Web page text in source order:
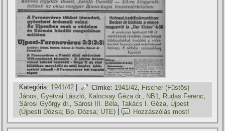
Kategória: 1941/42 | Címke: 1941/42
Fischer (Füstös)
János,Gyetvai László, Kalocsay Géza dr., NB1, Rudas Ferenc,
Sárosi György dr.,Sárosi III. Béla,Takács I. Géza, Újpest
(Újpesti Dózsa; Bp. Dózsa; UTE)
Hozzászólás most!